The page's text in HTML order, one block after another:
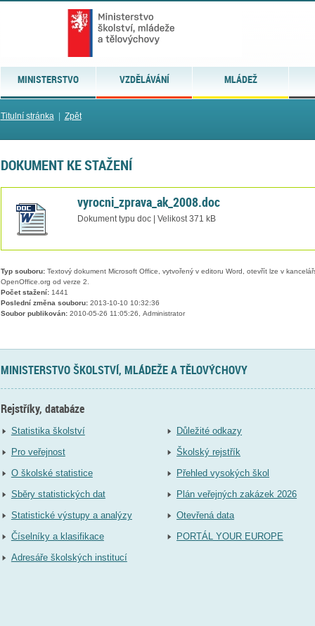
MINISTERSTVO VZDĚLÁVÁNÍ MLÁDEŽ
Titulní stránka| Zpět
DOKUMENT KE STAŽENÍ
vyrocni_zprava_ak_2008.doc
Dokument typu doc | Velikost 371 kB
Typ souboru:Textový dokument Microsoft Office, vytvořený v editoru Word, otevřít lze v
OpenOffice.org od verze 2.
Počet stažení:1441
Poslední změna souboru:2013-10-10 10:32:36
Soubor publikován:2010-05-26 11:05:26, Administrator
MINISTERSTVO ŠKOLSTVÍ, MLÁDEŽE A TĚLOVÝCHOVY
Rejstříky, databáze
Statistika školství
Pro veřejnost
O školské statistice
Sběry statistických dat
Statistické výstupy a analýzy
Číselníky a klasifikace
Adresáře školských institucí
Důležité odkazy
Školský rejstřík
Přehled vysokých škol
Plán veřejných zakázek 2026
Otevřená data
PORTÁL YOUR EUROPE